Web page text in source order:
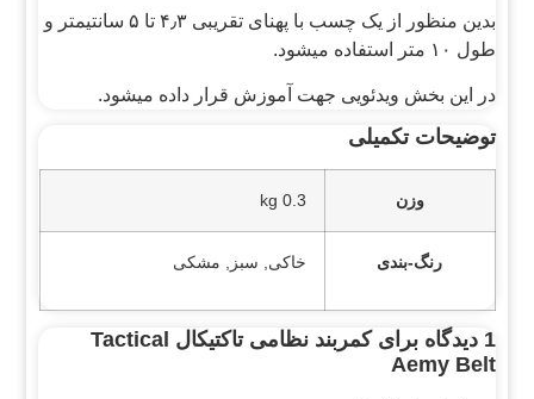
بدین منظور از یک چسب با پهنای تقریبی ۴٫۳ تا ۵ سانتیمتر و
طول ۱۰ متر استفاده میشود.
در این بخش ویدئویی جهت آموزش قرار داده میشود.
توضیحات تکمیلی
وزن 0.3 kg
رنگ-بندی خاکی, سبز, مشکی
1 دیدگاه برای
کمربند نظامی تاکتیکال Tactical
Aemy Belt